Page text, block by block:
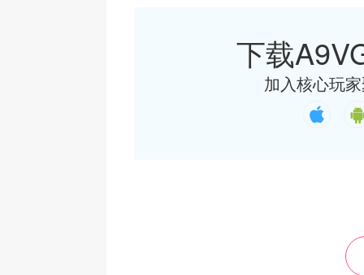
下载
加入核心玩